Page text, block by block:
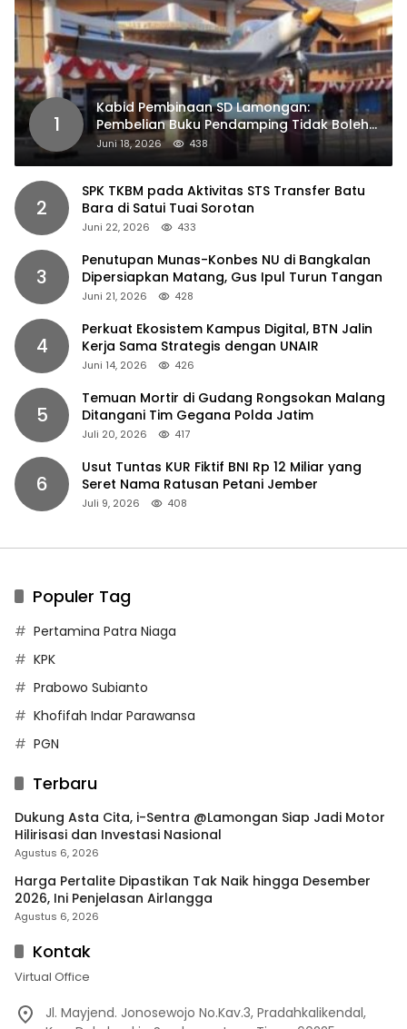
1
Kabid Pembinaan SD Lamongan:
Pembelian Buku Pendamping Tidak Boleh
Dipaksakan
Juni 18, 2026 438
2
SPK TKBM pada Aktivitas STS Transfer Batu
Bara di Satui Tuai Sorotan
Juni 22, 2026 433
3
Penutupan Munas-Konbes NU di Bangkalan
Dipersiapkan Matang, Gus Ipul Turun Tangan
Juni 21, 2026 428
4
Perkuat Ekosistem Kampus Digital, BTN Jalin
Kerja Sama Strategis dengan UNAIR
Juni 14, 2026 426
5
Temuan Mortir di Gudang Rongsokan Malang
Ditangani Tim Gegana Polda Jatim
Juli 20, 2026 417
6
Usut Tuntas KUR Fiktif BNI Rp 12 Miliar yang
Seret Nama Ratusan Petani Jember
Juli 9, 2026 408
Populer Tag
Pertamina Patra Niaga
KPK
Prabowo Subianto
Khofifah Indar Parawansa
PGN
Terbaru
Dukung Asta Cita, i-Sentra @Lamongan Siap Jadi Motor
Hilirisasi dan Investasi Nasional
Agustus 6, 2026
Harga Pertalite Dipastikan Tak Naik hingga Desember
2026, Ini Penjelasan Airlangga
Agustus 6, 2026
Kontak
Virtual Office
Jl. Mayjend. Jonosewojo No.Kav.3, Pradahkalikendal,